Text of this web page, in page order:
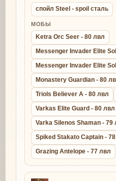
спойл Steel - spoil сталь
МОБЫ
Ketra Orc Seer - 80 лвл
Messenger Invader Elite
Messenger Invader Elite
Monastery Guardian - 80
Triols Believer A - 80 лвл
Varkas Elite Guard - 80 лвл
Varka Silenos Shaman - 79
Spiked Stakato Captain -
Grazing Antelope - 77 лвл